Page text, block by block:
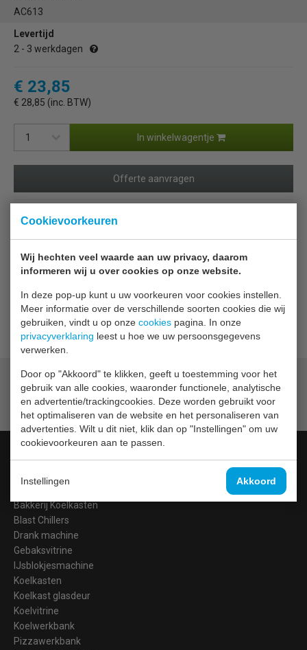
Cookievoorkeuren
Wij hechten veel waarde aan uw privacy, daarom
informeren wij u over cookies op onze website.
In deze pop-up kunt u uw voorkeuren voor cookies instellen.
Meer informatie over de verschillende soorten cookies die wij
gebruiken, vindt u op onze cookies pagina. In onze
privacyverklaring leest u hoe we uw persoonsgegevens
verwerken.
Door op "Akkoord" te klikken, geeft u toestemming voor het
gebruik van alle cookies, waaronder functionele, analytische
en advertentie/trackingcookies. Deze worden gebruikt voor
het optimaliseren van de website en het personaliseren van
advertenties. Wilt u dit niet, klik dan op "Instellingen" om uw
cookievoorkeuren aan te passen.
Instellingen Akkoord
AC613
Levertijd
2 - 3 werkdagen
€ 23,85
€ 28,85 (inc. BTW)
In winkelwagentje
Offerte aanvragen
Terug naar overzicht
Beschrijving
Polar AC 613, Ladedichting
Geschikt voor: U637 & U638 en CR711
Geld terugprijsgarantie
Lage prijzen hoge service
Gratis verzending
vanaf € 200,00
Barkoeling
Bakkerij Koelkasten
Blast Chillers
Drank machine
Gebaksvitrine
IJsblokjesmachine
Koelkasten
Koelkast glasdeur
Koelvitrine
Koelwerkbank
Pizzawerkbank